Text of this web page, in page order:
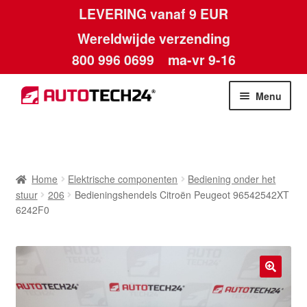
LEVERING vanaf 9 EUR
Wereldwijde verzending
800 996 0699 ma-vr 9-16
Ga
door
Ga
naar
Menu
Algemene voorwaarden
Betalingen
Contact
Home Elektrische componenten
Bediening onder het
stuur
206
Bedieningshendels Citroën Peugeot 96542542XT
6242F0
🔍